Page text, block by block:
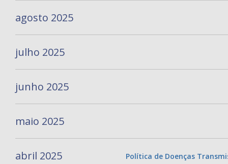
agosto 2025
julho 2025
junho 2025
maio 2025
abril 2025 Política de Doenças